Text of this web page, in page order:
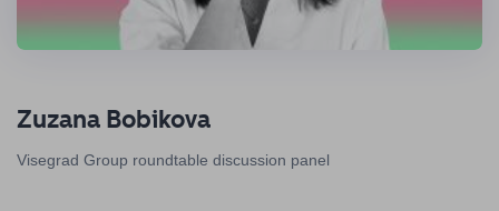
Zuzana Bobikova
Visegrad Group roundtable discussion panel